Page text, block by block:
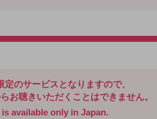
のサービスとなりますので、
お聴きいただくことはできません。
available only in Japan.